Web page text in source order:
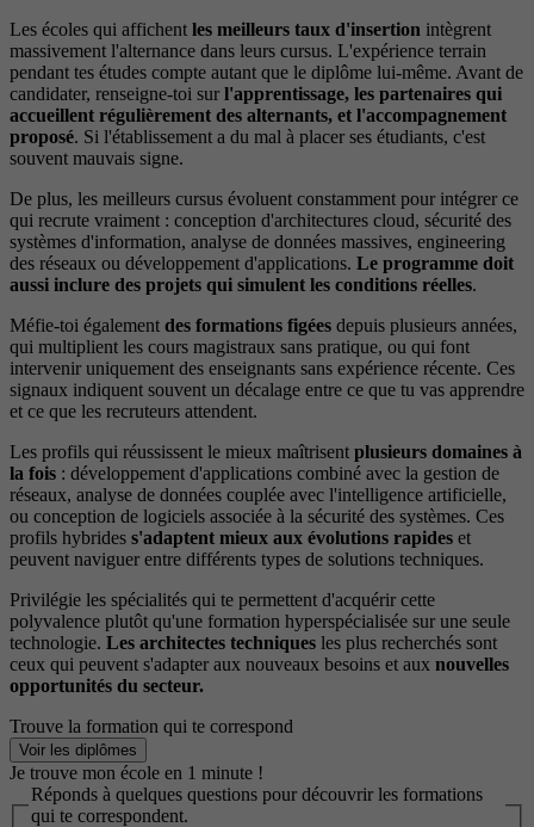
Les écoles qui affichent les meilleurs taux d'insertion intègrent
massivement l'alternance dans leurs cursus. L'expérience terrain
pendant tes études compte autant que le diplôme lui-même. Avant de
candidater, renseigne-toi sur l'apprentissage, les partenaires qui
accueillent régulièrement des alternants, et l'accompagnement
proposé. Si l'établissement a du mal à placer ses étudiants, c'est
souvent mauvais signe.
De plus, les meilleurs cursus évoluent constamment pour intégrer ce
qui recrute vraiment : conception d'architectures cloud, sécurité des
systèmes d'information, analyse de données massives, engineering
des réseaux ou développement d'applications. Le programme doit
aussi inclure des projets qui simulent les conditions réelles.
Méfie-toi également des formations figées depuis plusieurs années,
qui multiplient les cours magistraux sans pratique, ou qui font
intervenir uniquement des enseignants sans expérience récente. Ces
signaux indiquent souvent un décalage entre ce que tu vas apprendre
et ce que les recruteurs attendent.
Les profils qui réussissent le mieux maîtrisent plusieurs domaines à
la fois : développement d'applications combiné avec la gestion de
réseaux, analyse de données couplée avec l'intelligence artificielle,
ou conception de logiciels associée à la sécurité des systèmes. Ces
profils hybrides s'adaptent mieux aux évolutions rapides et
peuvent naviguer entre différents types de solutions techniques.
Privilégie les spécialités qui te permettent d'acquérir cette
polyvalence plutôt qu'une formation hyperspécialisée sur une seule
technologie. Les architectes techniques les plus recherchés sont
ceux qui peuvent s'adapter aux nouveaux besoins et aux nouvelles
opportunités du secteur.
Trouve la formation qui te correspond
Voir les diplômes
Je trouve mon école en 1 minute !
Réponds à quelques questions pour découvrir les formations
qui te correspondent.